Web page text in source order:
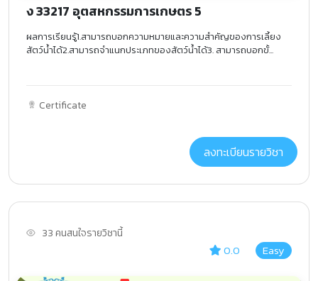
ง 33217 อุตสหกรรมการเกษตร 5
ผลการเรียนรู้1.สามารถบอกความหมายและความสำคัญของการเลี้ยง
สัตว์น้ำได้2.สามารถจำแนกประเภทของสัตว์น้ำได้3. สามารถบอกขั้...
Certificate
ลงทะเบียนรายวิชา
33 คนสนใจรายวิชานี้
0.0 Easy